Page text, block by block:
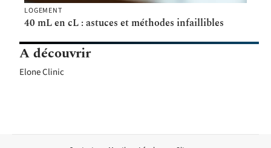
LOGEMENT
40 mL en cL : astuces et méthodes infaillibles
A découvrir
Elone Clinic